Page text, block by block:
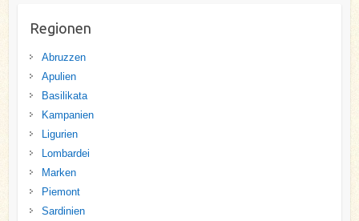
Regionen
Abruzzen
Apulien
Basilikata
Kampanien
Ligurien
Lombardei
Marken
Piemont
Sardinien